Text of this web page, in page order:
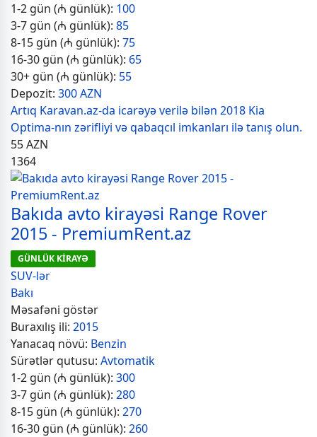
1-2 gün (₼ günlük): 100
3-7 gün (₼ günlük): 85
8-15 gün (₼ günlük): 75
16-30 gün (₼ günlük): 65
30+ gün (₼ günlük): 55
Depozit: 300 AZN
Artıq Karavan.az-da icarəyə verilə bilən 2018 Kia
Optima-nın zərifliyi və qabaqcıl imkanları ilə tanış olun.
55AZN
1364
Bakıda avto kirayəsi Range Rover
2015 - PremiumRent.az
GÜNLÜK KİRAYƏ
SUV-lər
Bakı
Məsafəni göstər
Buraxılış ili: 2015
Yanacaq növü: Benzin
Sürətlər qutusu: Avtomatik
1-2 gün (₼ günlük): 300
3-7 gün (₼ günlük): 280
8-15 gün (₼ günlük): 270
16-30 gün (₼ günlük): 260